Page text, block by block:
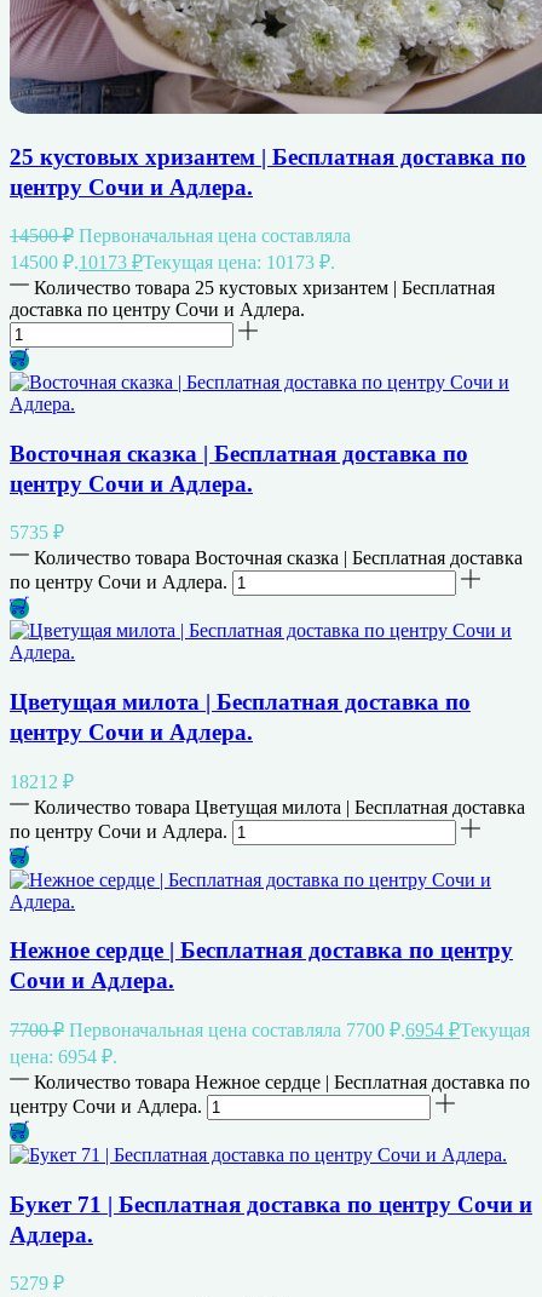
25 кустовых хризантем | Бесплатная доставка по
центру Сочи и Адлера.
14500₽ Первоначальная цена составляла
14500 ₽.10173 ₽Текущая цена: 10173 ₽.
Количество товара 25 кустовых хризантем | Бесплатная
доставка по центру Сочи и Адлера.
Восточная сказка | Бесплатная доставка по
центру Сочи и Адлера.
5735 ₽
Количество товара Восточная сказка | Бесплатная доставка
по центру Сочи и Адлера.
Цветущая милота | Бесплатная доставка по
центру Сочи и Адлера.
18212 ₽
Количество товара Цветущая милота | Бесплатная доставка
по центру Сочи и Адлера.
Нежное сердце | Бесплатная доставка по центру
Сочи и Адлера.
7700₽ Первоначальная цена составляла 7700 ₽.6954 ₽Текущая
цена: 6954 ₽.
Количество товара Нежное сердце | Бесплатная доставка по
центру Сочи и Адлера.
Букет 71 | Бесплатная доставка по центру Сочи и
Адлера.
5279 ₽